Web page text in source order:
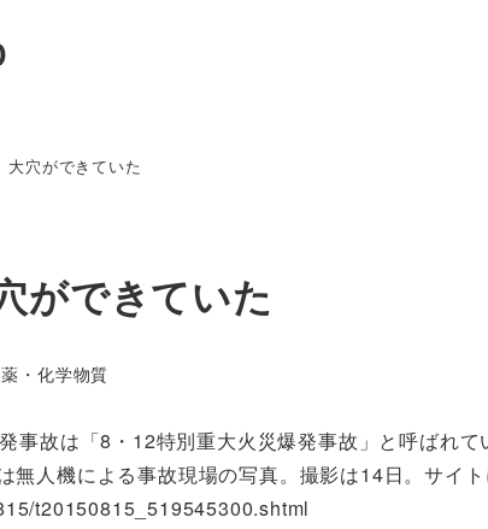
大穴ができていた
ができていた
リー
・化学物質
事故は「8・12特別重大火災爆発事故」と呼ばれ
人機による事故現場の写真。撮影は14日。サイト
t20150815_519545300.shtml